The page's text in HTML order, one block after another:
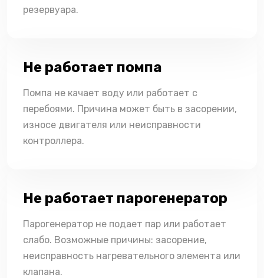
резервуара.
Не работает помпа
Помпа не качает воду или работает с
перебоями. Причина может быть в засорении,
износе двигателя или неисправности
контроллера.
Не работает парогенератор
Парогенератор не подает пар или работает
слабо. Возможные причины: засорение,
неисправность нагревательного элемента или
клапана.